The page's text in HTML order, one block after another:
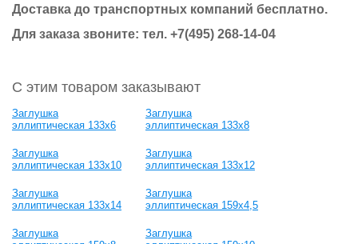
Доставка до транспортных компаний бесплатно.
Для заказа звоните: тел. +7(495) 268-14-04
С этим товаром заказывают
Заглушка
эллиптическая 133х6
Заглушка
эллиптическая 133х8
Заглушка
эллиптическая 133х10
Заглушка
эллиптическая 133х12
Заглушка
эллиптическая 133х14
Заглушка
эллиптическая 159х4,5
Заглушка
Заглушка